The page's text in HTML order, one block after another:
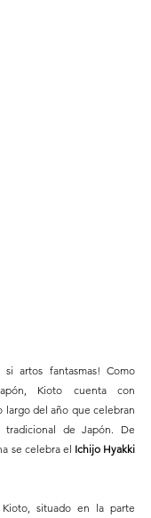
si artos fantasmas! Como
Kioto cuenta con
largo del año que celebran
de Japón. De
se celebra el Ichijo Hyakki
situado en la parte